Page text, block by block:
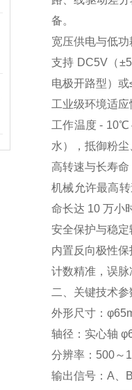
备。
宽压供电与低功
支持 DC5V（
电极开路型）
工业级环境适应
工作温度 - 10℃
水），抵御粉
高转速与长寿命
机械允许最高
命长达 10 万小
安全保护与稳定
内置反向极性
计数精准，误脉
二、关键技术参
外形尺寸：
轴径：实心轴
分辨率：500～
输出信号：A、